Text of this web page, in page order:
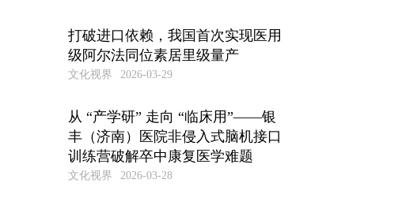
打破进口依赖，我国首次实现医用
级阿尔法同位素居里级量产
文化视界 2026-03-29
从 “产学研” 走向 “临床用”——银
丰（济南）医院非侵入式脑机接口
训练营破解卒中康复医学难题
文化视界 2026-03-28